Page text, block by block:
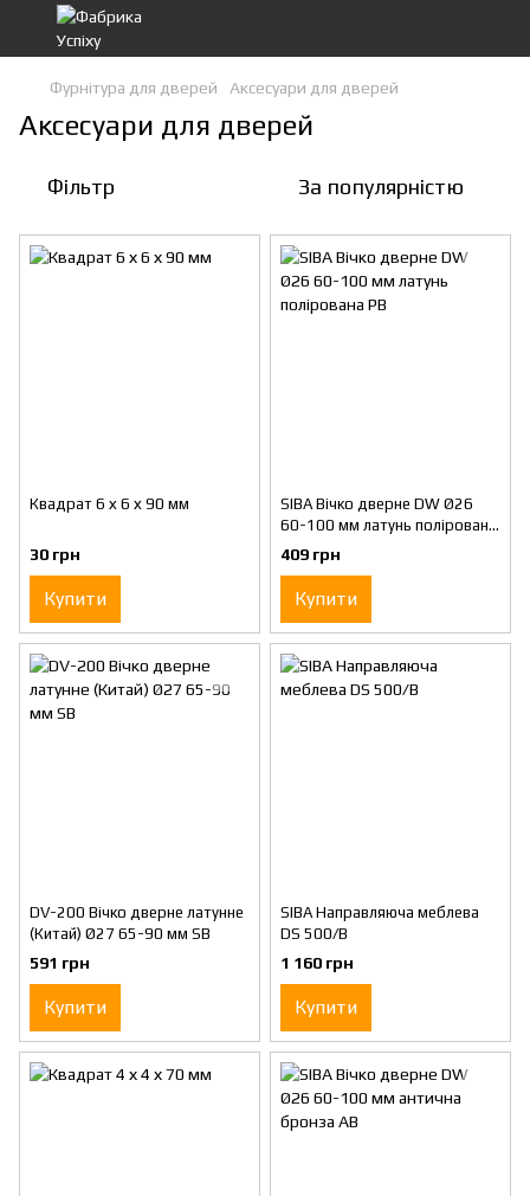
Фурнітура для дверей Аксесуари для дверей
Аксесуари для дверей
Фільтр За популярністю
Квадрат 6 х 6 х 90 мм
30 грн
Купити
SIBA Вічко дверне DW Ø26
60-100 мм латунь полірована
PВ
409 грн
Купити
DV-200 Вічко дверне латунне
(Китай) Ø27 65-90 мм SB
591 грн
Купити
SIBA Направляюча меблева
DS 500/B
1 160 грн
Купити